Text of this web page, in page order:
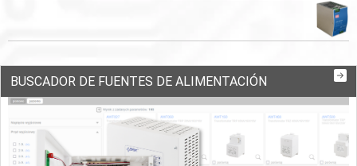
BUSCADOR DE FUENTES DE ALIMENTACIÓN